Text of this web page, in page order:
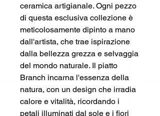
ceramica artigianale. Ogni pezzo
di questa esclusiva collezione è
meticolosamente dipinto a mano
dall'artista, che trae ispirazione
dalla bellezza grezza e selvaggia
del mondo naturale. Il piatto
Branch incarna l'essenza della
natura, con un design che irradia
calore e vitalità, ricordando i
petali illuminati dal sole e i fiori